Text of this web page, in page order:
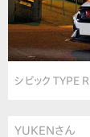
シビック TYPE R
YUKENさん